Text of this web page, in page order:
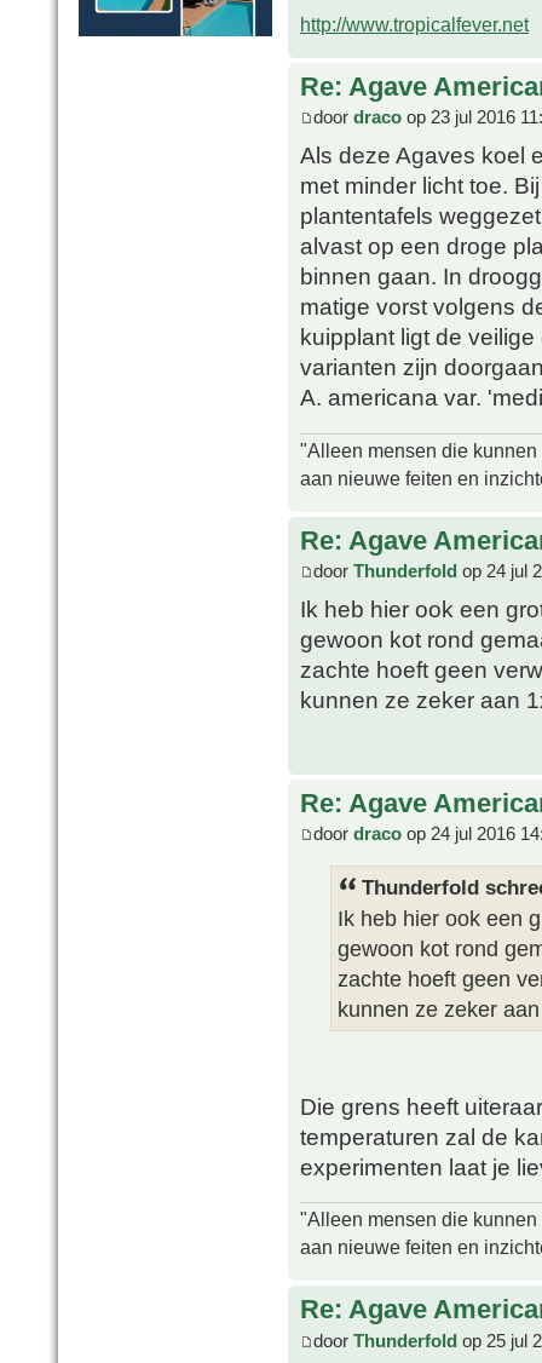
http://www.tropicalfever.net
Re: Agave
door draco op 23 jul 2016
Als deze Agaves koel
met minder licht toe.
plantentafels
alvast op een droge
binnen gaan. In
matige vorst volgens
kuipplant ligt de
varianten zijn
A. americana var.
"Alleen mensen die
aan nieuwe feiten en
Re: Agave
door Thunderfold op 24 jul
Ik heb hier ook een
gewoon kot rond
zachte hoeft geen
kunnen ze zeker aan
Re: Agave
door draco op 24 jul 2016
Thunderfold
Ik heb hier ook een
gewoon kot rond
zachte hoeft geen
kunnen ze zeker
Die grens heeft
temperaturen zal de
experimenten laat je
"Alleen mensen die
aan nieuwe feiten en
Re: Agave
door Thunderfold op 25 jul